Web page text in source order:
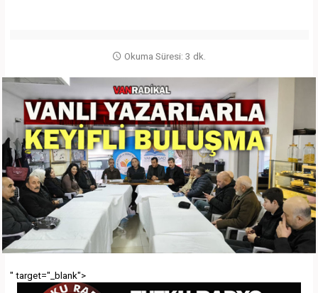
Okuma Süresi: 3 dk.
" target="_blank">